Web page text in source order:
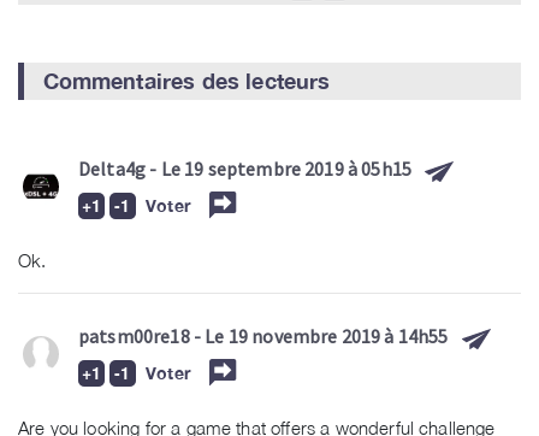
Commentaires des lecteurs
Delta4g - Le 19 septembre 2019 à 05h15
Voter
Ok.
patsm00re18- Le 19 novembre 2019 à 14h55
Voter
Are you looking for a game that offers a wonderful challenge